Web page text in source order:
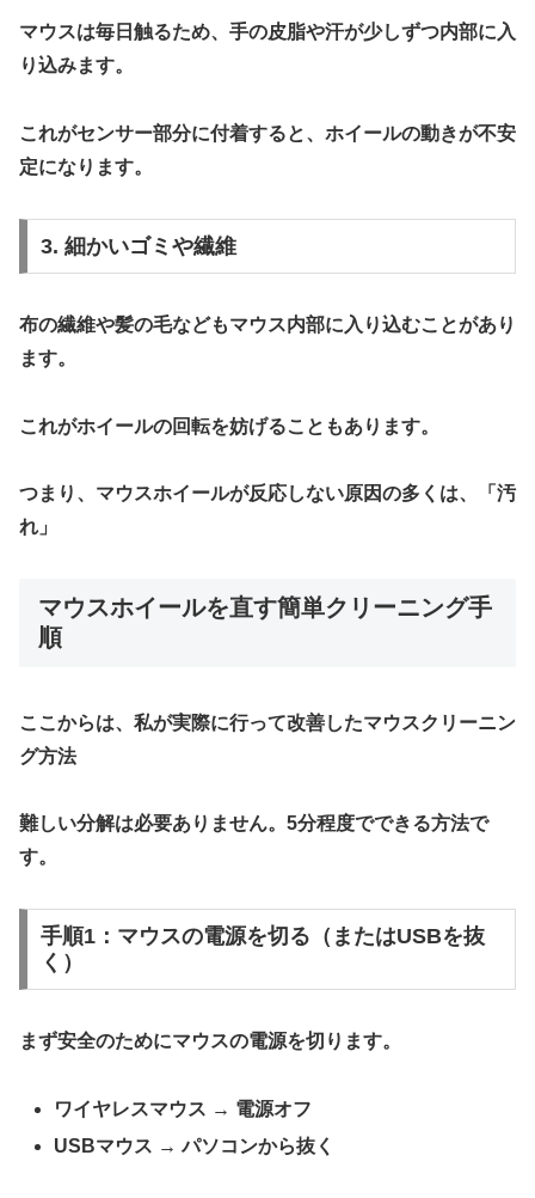
マウスは毎日触るため、手の皮脂や汗が少しずつ内部に入
り込みます。
これがセンサー部分に付着すると、ホイールの動きが不安
定になります。
3. 細かいゴミや繊維
布の繊維や髪の毛などもマウス内部に入り込むことがあり
ます。
これがホイールの回転を妨げることもあります。
つまり、マウスホイールが反応しない原因の多くは、
「汚
れ」
マウスホイールを直す簡単クリーニング手
順
ここからは、私が実際に行って改善したマウスクリーニン
グ方法
難しい分解は必要ありません。5分程度でできる方法で
す。
手順1：マウスの電源を切る（またはUSBを抜
く）
まず安全のためにマウスの電源を切ります。
ワイヤレスマウス → 電源オフ
USBマウス → パソコンから抜く